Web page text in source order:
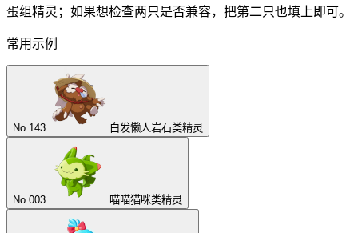
蛋组精灵；如果想检查两只是否兼容，把第二只也填上即可。
常用示例
No. 143 白发懒人岩石类精灵
No. 003 喵喵猫咪类精灵